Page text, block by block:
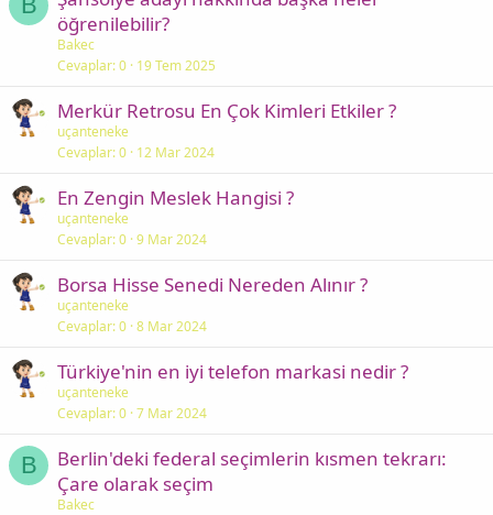
öğrenilebilir?
Bakec
Cevaplar 0 19 Tem 2025
Merkür Retrosu En Çok Kimleri Etkiler ?
uçanteneke
Cevaplar 0 12 Mar 2024
En Zengin Meslek Hangisi ?
uçanteneke
Cevaplar 0 9 Mar 2024
Borsa Hisse Senedi Nereden Alınır ?
uçanteneke
Cevaplar 0 8 Mar 2024
Türkiye'nin en iyi telefon markasi nedir ?
uçanteneke
Cevaplar 0 7 Mar 2024
B
Berlin'deki federal seçimlerin kısmen tekrarı:
Çare olarak seçim
Bakec